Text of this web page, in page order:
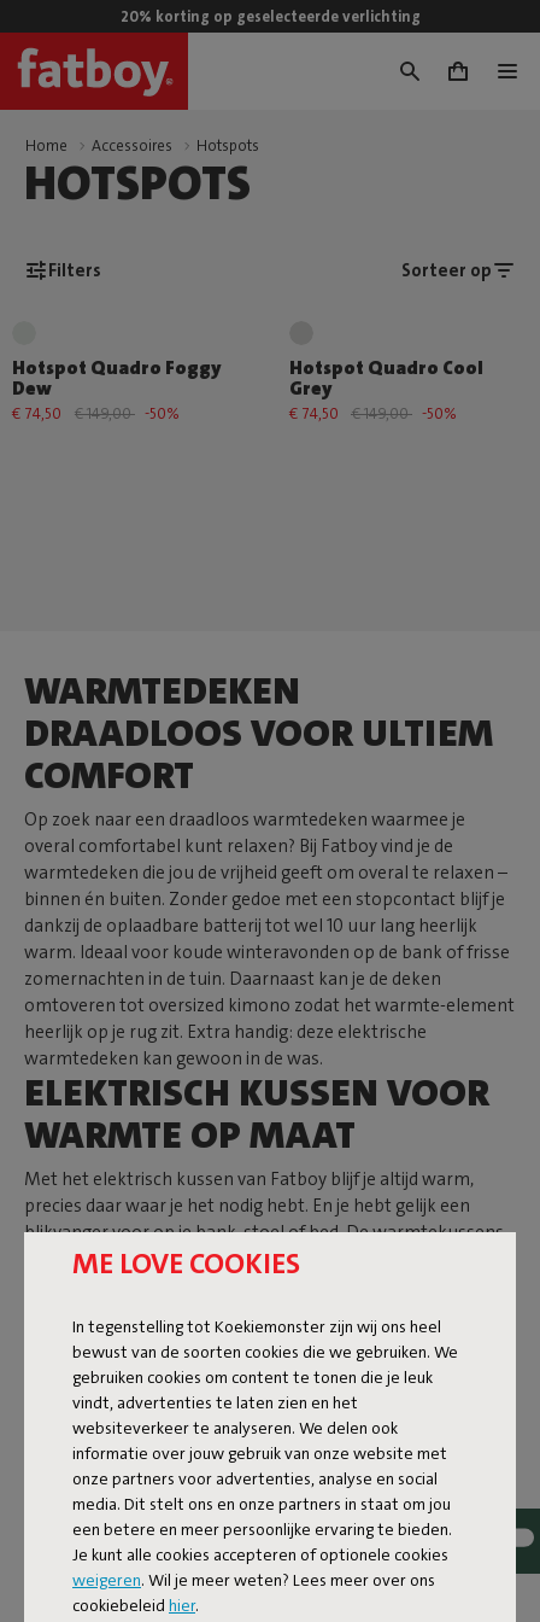
ME LOVE COOKIES
In tegenstelling tot Koekiemonster zijn wij ons heel
bewust van de soorten cookies die we gebruiken. We
gebruiken cookies om content te tonen die je leuk
vindt, advertenties te laten zien en het
websiteverkeer te analyseren. We delen ook
informatie over jouw gebruik van onze website met
onze partners voor advertenties, analyse en social
media. Dit stelt ons en onze partners in staat om jou
een betere en meer persoonlijke ervaring te bieden.
Je kunt alle cookies accepteren of optionele cookies
weigeren. Wil je meer weten? Lees meer over ons
cookiebeleid hier.
20% korting op geselecteerde verlichting
0
Home Accessoires Hotspots
HOTSPOTS
Filters Sorteer op
Hotspot Quadro Foggy
Dew
€ 74,50 € 149,00 -50%
Hotspot Quadro Cool
Grey
€ 74,50 € 149,00 -50%
WARMTEDEKEN
DRAADLOOS VOOR ULTIEM
COMFORT
Op zoek naar een draadloos warmtedeken waarmee je
overal comfortabel kunt relaxen? Bij Fatboy vind je de
warmtedeken die jou de vrijheid geeft om overal te relaxen –
binnen én buiten. Zonder gedoe met een stopcontact blijf je
dankzij de oplaadbare batterij tot wel 10 uur lang heerlijk
warm. Ideaal voor koude winteravonden op de bank of frisse
zomernachten in de tuin. Daarnaast kan je de deken
omtoveren tot oversized kimono zodat het warmte-element
heerlijk op je rug zit. Extra handig: deze elektrische
warmtedeken kan gewoon in de was.
ELEKTRISCH KUSSEN VOOR
WARMTE OP MAAT
Met het elektrisch kussen van Fatboy blijf je altijd warm,
precies daar waar je het nodig hebt. En je hebt gelijk een
blikvanger voor op je bank, stoel of bed. De warmtekussens
zijn namelijk te shoppen in verschillende kleuren, stoffen en
rechthoekige Hotspot Pillow Lungoof de vierkante Hotspot
Pillow Line Velvet Quadro. Deze kussens zijn niet alleen zacht
en comfortabel, maar geven je fijne warmte met één simpele
druk op de knop. Dankzij de oplaadbare batterij geniet je tot
wel 9 uur van die heerlijke warmte. Kan het kussen na enige
tijd wel een opfrisbeurt gebruiken? Dan kan de hoes gewoon
even in de wasmachine.
ELEKTRISCHE DEKEN EN
KUSSENS VOOR BINNEN EN